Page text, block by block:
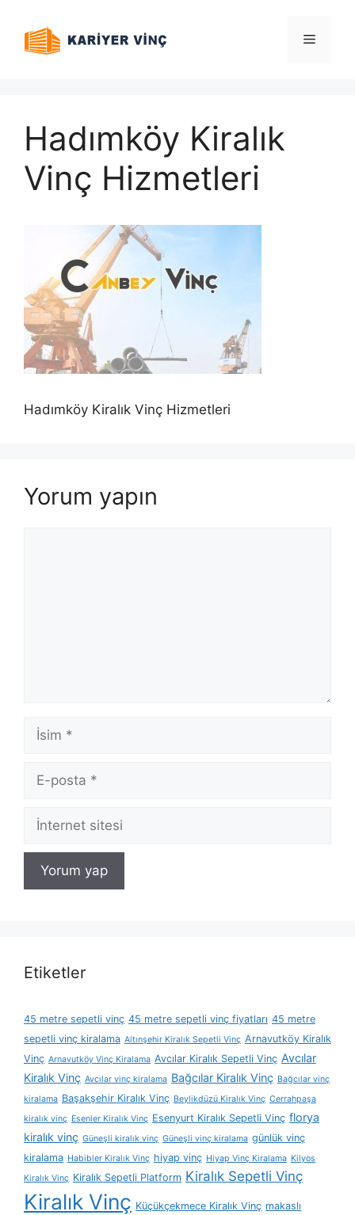
Menü
Hadımköy Kiralık
Vinç Hizmetleri
Hadımköy Kiralık Vinç Hizmetleri
Yorum yapın
İsim
posta
İnternet
sitesi
Etiketler
45 metre sepetli vinç 45 metre sepetli vinç fiyatları 45 metre
sepetli vinç kiralama Altınşehir Kiralık Sepetli Vinç Arnavutköy Kiralık
Vinç Arnavutköy Vinç Kiralama Avcılar Kiralık Sepetli Vinç Avcılar
Kiralık Vinç Avcılar vinç kiralama Bağcılar Kiralık Vinç Bağcılar vinç
kiralama Başakşehir Kiralık Vinç Beylikdüzü Kiralık Vinç Cerrahpaşa
kiralık vinç Esenler Kiralık Vinç Esenyurt Kiralık Sepetli Vinç florya
kiralık vinç Güneşli kiralık vinç Güneşli vinç kiralama günlük vinç
kiralama Habibler Kiralık Vinç hiyap vinç Hiyap Vinç Kiralama Kilyos
Kiralık Vinç Kiralık Sepetli Platform Kiralık Sepetli Vinç
Kiralık Vinç Küçükçekmece Kiralık Vinç makaslı